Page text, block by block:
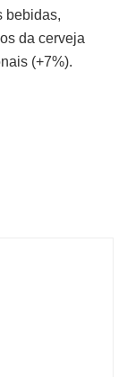
bebidas,
da cerveja
(+7%).